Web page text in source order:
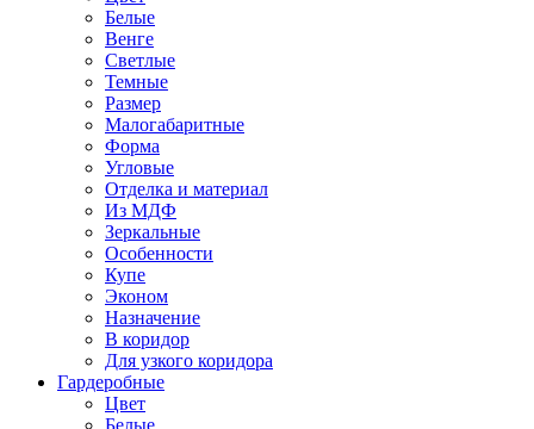
Белые
Венге
Светлые
Темные
Размер
Малогабаритные
Форма
Угловые
Отделка и материал
Из МДФ
Зеркальные
Особенности
Купе
Эконом
Назначение
В коридор
Для узкого коридора
Гардеробные
Цвет
Белые